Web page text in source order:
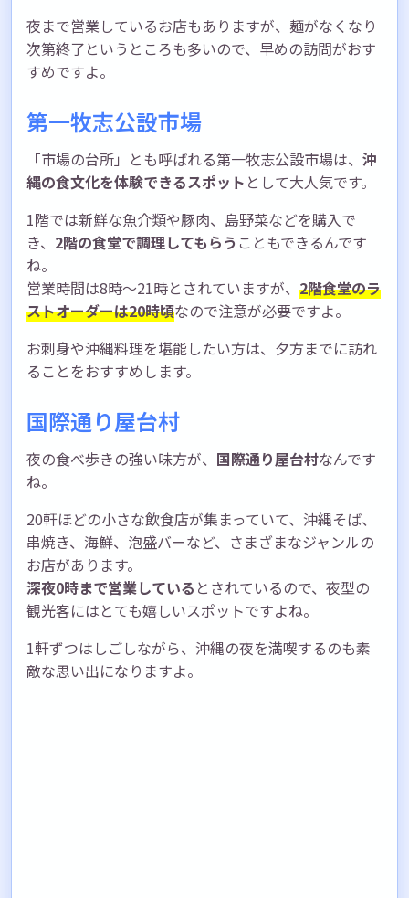
夜まで営業しているお店もありますが、麺がなくなり
次第終了というところも多いので、早めの訪問がおす
すめですよ。
第一牧志公設市場
「市場の台所」とも呼ばれる第一牧志公設市場は、 沖
縄の食文化を体験できるスポット として大人気です。
1階では新鮮な魚介類や豚肉、島野菜などを購入で
き、 2階の食堂で調理してもらう こともできるんです
ね。
営業時間は8時〜21時とされていますが、 2階食堂のラ
ストオーダーは20時頃なので注意が必要ですよ。
お刺身や沖縄料理を堪能したい方は、夕方までに訪れ
ることをおすすめします。
国際通り屋台村
夜の食べ歩きの強い味方が、 国際通り屋台村なんです
ね。
20軒ほどの小さな飲食店が集まっていて、沖縄そば、
串焼き、海鮮、泡盛バーなど、さまざまなジャンルの
お店があります。
深夜0時まで営業している とされているので、夜型の
観光客にはとても嬉しいスポットですよね。
1軒ずつはしごしながら、沖縄の夜を満喫するのも素
敵な思い出になりますよ。